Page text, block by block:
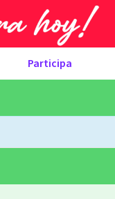
Participa